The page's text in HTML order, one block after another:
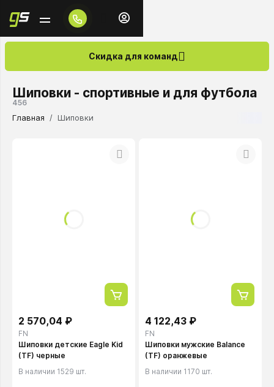
Скидка для команд
Шиповки - спортивные и для футбола
456
Главная Шиповки
FN
2 570,04 ₽
Шиповки детские Eagle Kid
(TF) черные
В наличии 1529 шт.
FN
4 122,43 ₽
Шиповки мужские Balance
(TF) оранжевые
В наличии 1170 шт.